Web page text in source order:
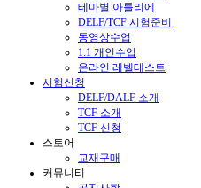
테마별 아틀리에
DELF/TCF 시험준비
동영상수업
1:1 개인수업
온라인 레벨테스트
시험신청
DELF/DALF 소개
TCF 소개
TCF 신청
스토어
교재구매
커뮤니티